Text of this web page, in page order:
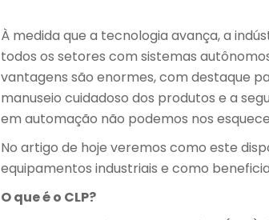
À medida que a tecnologia avança, a
todos os setores com sistemas
vantagens são enormes, com destaque
manuseio cuidadoso dos produtos e a
em automação não podemos nos
No artigo de hoje veremos como este
equipamentos industriais e como
O que é o CLP?